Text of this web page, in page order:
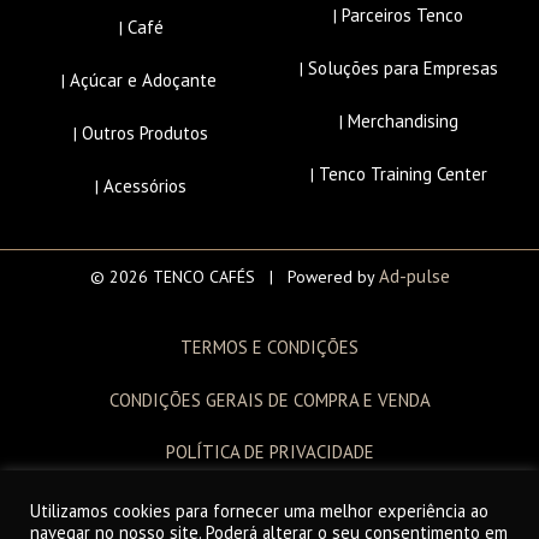
| Café
| Açúcar e Adoçante
| Outros Produtos
| Acessórios
| Parceiros Tenco
| Soluções para Empresas
| Merchandising
| Tenco Training Center
© 2026 TENCO CAFÉS | Powered byAd-pulse
TERMOS E CONDIÇÕES
CONDIÇÕES GERAIS DE COMPRA E VENDA
POLÍTICA DE PRIVACIDADE
LIVRO DE RECLAMAÇÕES
Utilizamos cookies para fornecer uma melhor experiência ao
navegar no nosso site. Poderá alterar o seu consentimento em